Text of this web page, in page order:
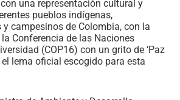
una representación cultural y
pueblos indígenas,
campesinos de Colombia, con la
Conferencia de las Naciones
(COP16) con un grito de ‘Paz
el lema oficial escogido para esta